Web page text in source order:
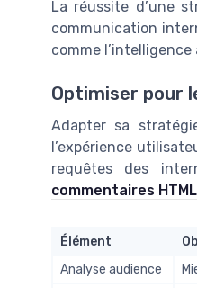
La réussite d’une
communication
comme
Optimiser pour
Adapter sa
l’expérience
requêtes des
commentaires
Élément
Analyse audience